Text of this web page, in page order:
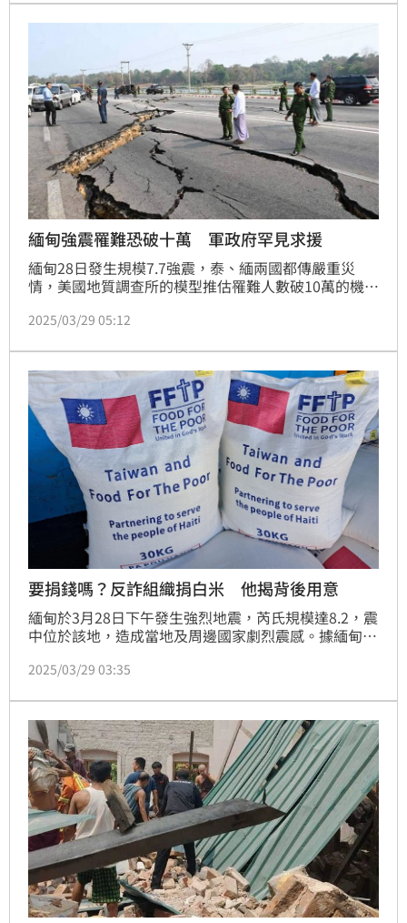
緬甸強震罹難恐破十萬 軍政府罕見求援
緬甸28日發生規模7.7強震，泰、緬兩國都傳嚴重災
情，美國地質調查所的模型推估罹難人數破10萬的機率
國際求援。
2025/03/29 05:12
要捐錢嗎？反詐組織捐白米 他揭背後用意
緬甸於3月28日下午發生強烈地震，芮氏規模達8.2，震
中位於該地，造成當地及周邊國家劇烈震感。據緬甸軍
732人受傷。對此，就有台灣網友詢問想要捐款協助受
全球反詐騙組織（GASO）成員Sammy的回應。
2025/03/29 03:35